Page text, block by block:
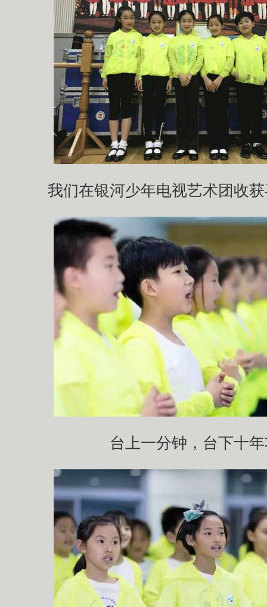
我们在银河少年电视艺术团收获
台上一分钟，台下十